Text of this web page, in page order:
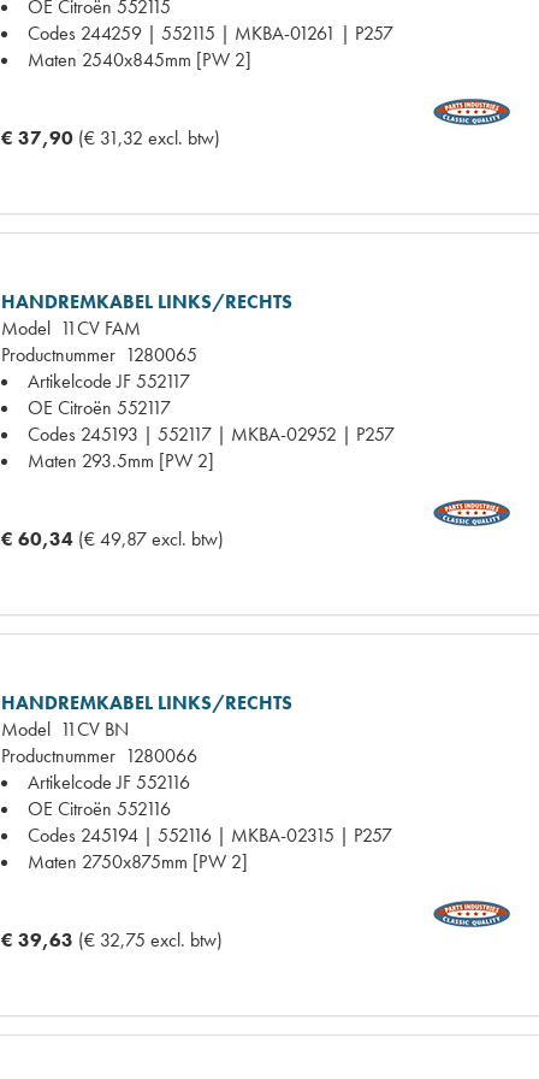
OE Citroën 552115
Codes 244259 | 552115 | MKBA-01261 | P257
Maten 2540x845mm [PW 2]
€ 37,90 (€ 31,32 excl. btw)
HANDREMKABEL LINKS/RECHTS
Model 11CV FAM
Productnummer 1280065
Artikelcode JF552117
OE Citroën 552117
Codes 245193 | 552117 | MKBA-02952 | P257
Maten 293.5mm [PW 2]
€ 60,34 (€ 49,87 excl. btw)
HANDREMKABEL LINKS/RECHTS
Model 11CV BN
Productnummer 1280066
Artikelcode JF552116
OE Citroën 552116
Codes 245194 | 552116 | MKBA-02315 | P257
Maten 2750x875mm [PW 2]
€ 39,63 (€ 32,75 excl. btw)